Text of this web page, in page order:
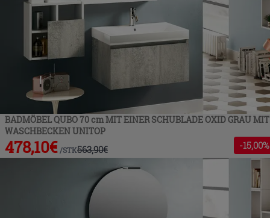
BADMÖBEL QUBO 70 cm MIT EINER SCHUBLADE OXID GRAU MIT
WASCHBECKEN UNITOP
478,10€ /STK563,90€ -15,00%